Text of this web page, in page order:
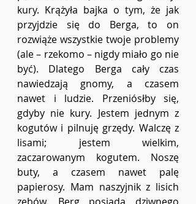
kury. Krążyła bajka o tym, że jak
przyjdzie się do Berga, to on
rozwiąże wszystkie twoje problemy
(ale – rzekomo – nigdy miało go nie
być). Dlatego Berga cały czas
nawiedzają gnomy, a czasem
nawet i ludzie. Przeniósłby się,
gdyby nie kury. Jestem jednym z
kogutów i pilnuję grzędy. Walczę z
lisami; jestem wielkim,
zaczarowanym kogutem. Noszę
buty, a czasem nawet palę
papierosy. Mam naszyjnik z lisich